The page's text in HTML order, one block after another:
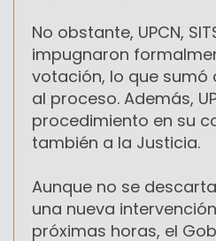
No obstante, UPCN,
impugnaron
votación, lo que
al proceso. Además,
procedimiento en su
también a la Justicia.
Aunque no se
una nueva
próximas horas, el